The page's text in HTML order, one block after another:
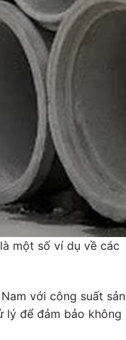
một số ví dụ về các
với công suất sản
lý để đảm bảo không